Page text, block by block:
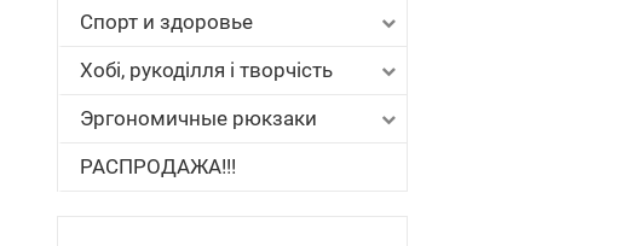
Спорт и здоровье
Хобі, рукоділля і творчість
Эргономичные рюкзаки
РАСПРОДАЖА!!!